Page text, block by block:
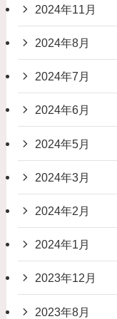
2024年11月
2024年8月
2024年7月
2024年6月
2024年5月
2024年3月
2024年2月
2024年1月
2023年12月
2023年8月